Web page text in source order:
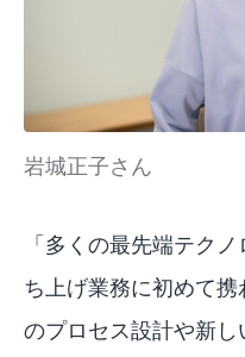
岩城正子さん
「多くの最先端テク
ち上げ業務に初めて
のプロセス設計や新